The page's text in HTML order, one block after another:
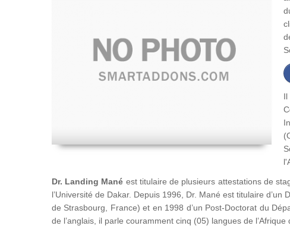
Il
Dr. Landing Mané est titulaire de plusieurs attestations de
l’Université de Dakar. Depuis 1996, Dr. Mané est titulaire
de Strasbourg, France) et en 1998 d’un Post-Doctorat du
de l’anglais, il parle couramment cinq (05) langues de l’Afrique